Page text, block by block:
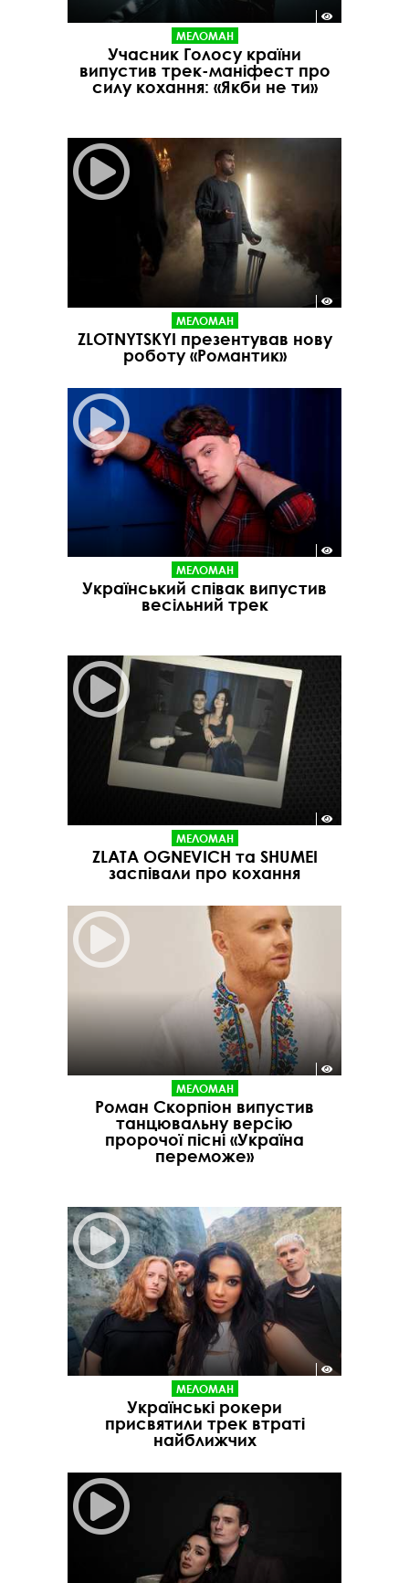
МЕЛОМАН
Учасник Голосу країни
випустив трек-маніфест про
силу кохання: «Якби не ти»
МЕЛОМАН
ZLOTNYTSKYI презентував нову
роботу «Романтик»
МЕЛОМАН
Український співак випустив
весільний трек
МЕЛОМАН
ZLATA OGNEVICH та SHUMEI
заспівали про кохання
МЕЛОМАН
Роман Скорпіон випустив
танцювальну версію
пророчої пісні «Україна
переможе»
МЕЛОМАН
Українські рокери
присвятили трек втраті
найближчих